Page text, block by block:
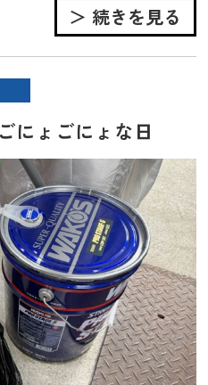
＞ 続きを見る
にょごにょな日